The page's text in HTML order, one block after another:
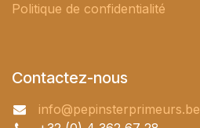
Politique de confidentialité
Contactez-nous
info@pepinsterprimeurs.be